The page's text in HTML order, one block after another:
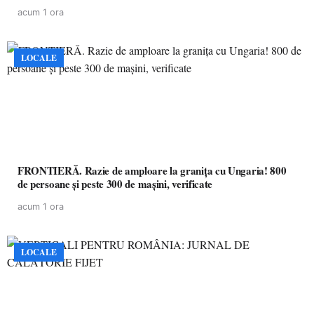
acum 1 ora
LOCALE
FRONTIERĂ. Razie de amploare la granița cu Ungaria! 800
de persoane și peste 300 de mașini, verificate
acum 1 ora
LOCALE